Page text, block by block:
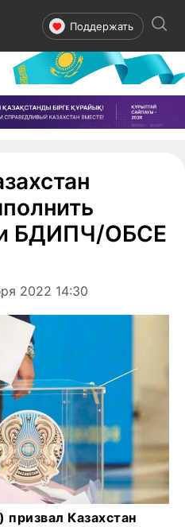
Поддержать
БДИПЧ/ОБСЕ
2022 14:30
Казахстан